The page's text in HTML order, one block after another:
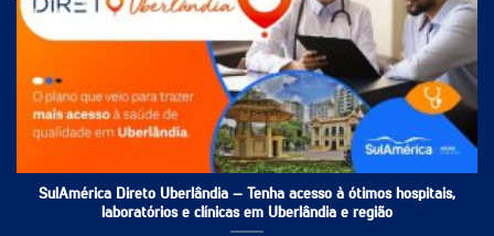
SulAmérica Direto Uberlândia – Tenha acesso à ótimos hospitais,
laboratórios e clínicas em Uberlândia e região